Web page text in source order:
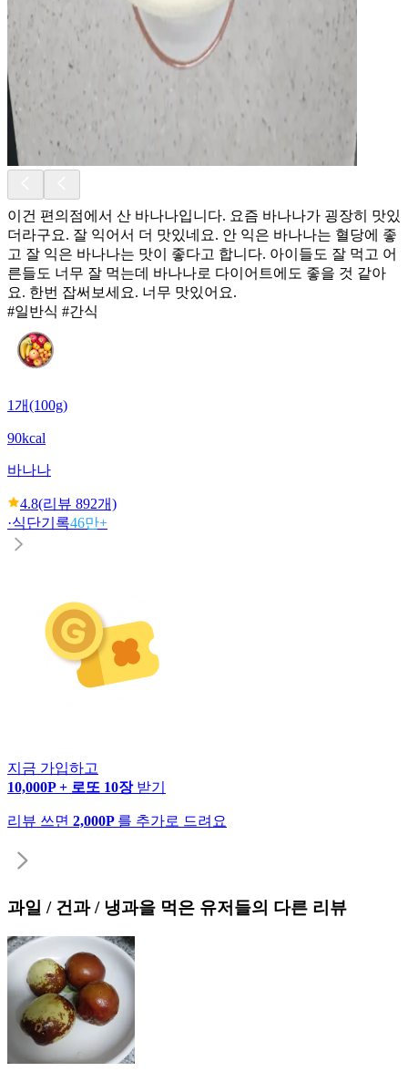
이건 편의점에서 산 바나나입니다. 요즘 바나나가 굉장히 맛있
더라구요. 잘 익어서 더 맛있네요. 안 익은 바나나는 혈당에 좋
고 잘 익은 바나나는 맛이 좋다고 합니다. 아이들도 잘 먹고 어
른들도 너무 잘 먹는데 바나나로 다이어트에도 좋을 것 같아
요. 한번 잡써보세요. 너무 맛있어요.
#일반식 #간식
1개(100g)
90kcal
바나나
4.8(리뷰 892개)
·식단기록46만+
지금 가입하고
10,000P + 로또 10장 받기
리뷰 쓰면 2,000P 를 추가로 드려요
과일 / 건과 / 냉과을 먹은 유저들의 다른 리뷰